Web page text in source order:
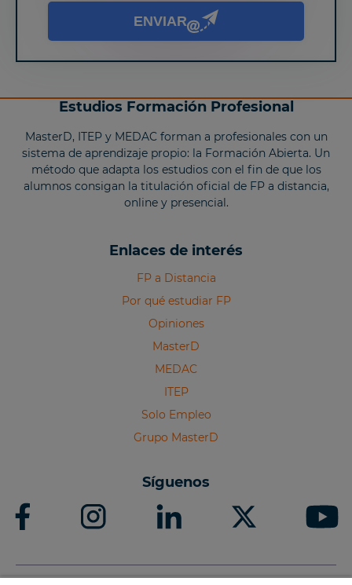
ENVIAR
Estudios Formación Profesional
MasterD, ITEP y MEDAC forman a profesionales con un
sistema de aprendizaje propio: la Formación Abierta. Un
método que adapta los estudios con el fin de que los
alumnos consigan la titulación oficial de FP a distancia,
online y presencial.
Enlaces de interés
FP a Distancia
Por qué estudiar FP
Opiniones
MasterD
MEDAC
ITEP
Solo Empleo
Grupo MasterD
Síguenos